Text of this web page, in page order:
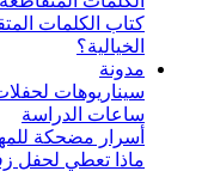
كتاب الكلمات
الخيالية؟
مدونة
سيناريوهات
ساعات الدراسة
أسرار مضحكة
ماذا تعطي لحفل